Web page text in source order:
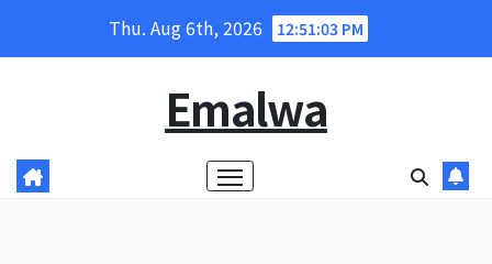
Thu. Aug 6th, 2026 12:51:04 PM
Emalwa